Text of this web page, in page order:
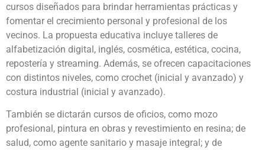
cursos diseñados para brindar herramientas prácticas y
fomentar el crecimiento personal y profesional de los
vecinos. La propuesta educativa incluye talleres de
alfabetización digital, inglés, cosmética, estética, cocina,
repostería y streaming. Además, se ofrecen capacitaciones
con distintos niveles, como crochet (inicial y avanzado) y
costura industrial (inicial y avanzado).
También se dictarán cursos de oficios, como mozo
profesional, pintura en obras y revestimiento en resina; de
salud, como agente sanitario y masaje integral; y de